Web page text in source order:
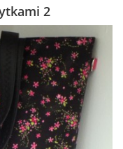
2